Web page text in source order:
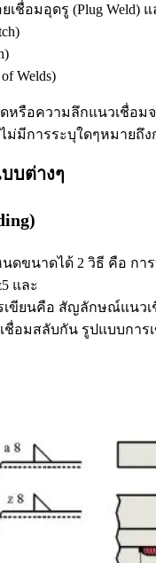
ชื่อมอุดรู (Plug Weld) แ
Welds)
รือความลึกแนวเชื่อม
การระบุใดๆหมายถึง
บต่างๆ
ดขนาดได้ 2 วิธี คือ กา
และ
เขียนคือ สัญลักษณ์แนว
ชื่อมสลับกัน รูปแบบกา